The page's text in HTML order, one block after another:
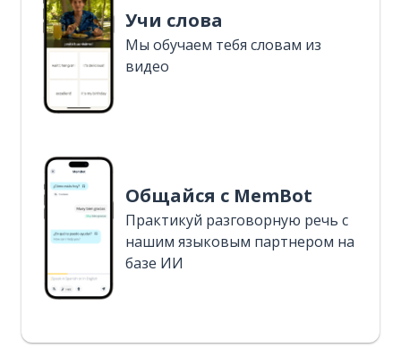
Учи слова
Мы обучаем тебя словам из
видео
Общайся с MemBot
Практикуй разговорную речь с
нашим языковым партнером на
базе ИИ